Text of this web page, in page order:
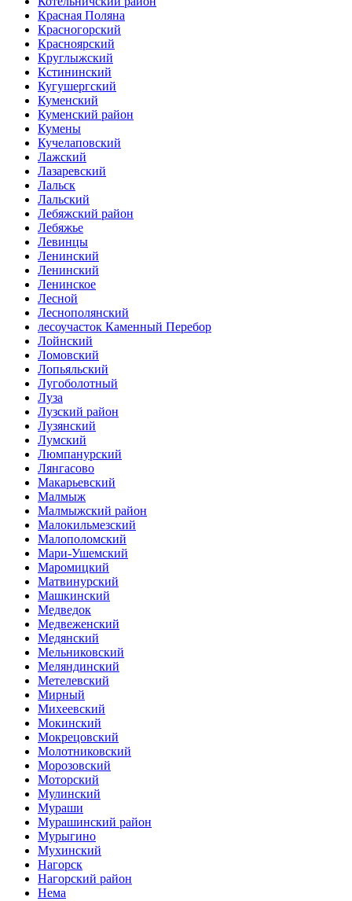
Красная Поляна
Красногорский
Красноярский
Круглыжский
Кстининский
Кугушергский
Куменский
Куменский район
Кумены
Кучелаповский
Лажский
Лазаревский
Лальск
Лальский
Лебяжский район
Лебяжье
Левинцы
Ленинский
Ленинский
Ленинское
Лесной
Леснополянский
лесоучасток Каменный Перебор
Лойнский
Ломовский
Лопьяльский
Лугоболотный
Луза
Лузский район
Лузянский
Лумский
Люмпанурский
Лянгасово
Макарьевский
Малмыж
Малмыжский район
Малокильмезский
Малополомский
Мари-Ушемский
Маромицкий
Матвинурский
Машкинский
Медведок
Медвеженский
Медянский
Мельниковский
Меляндинский
Метелевский
Мирный
Михеевский
Мокинский
Мокрецовский
Молотниковский
Морозовский
Моторский
Мулинский
Мураши
Мурашинский район
Мурыгино
Мухинский
Нагорск
Нагорский район
Нема